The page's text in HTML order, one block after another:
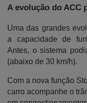
A evolução do ACC
Uma das grandes
a capacidade de
Antes, o sistema
(abaixo de 30 km/h).
Com a nova função
carro acompanhe o